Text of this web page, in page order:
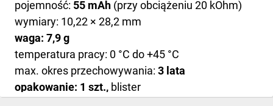
pojemność: 55 mAh (przy obciążeniu 20 kOhm)
wymiary: 10,22 × 28,2 mm
waga: 7,9 g
temperatura pracy: 0 °C do +45 °C
max. okres przechowywania: 3 lata
opakowanie: 1 szt., blister